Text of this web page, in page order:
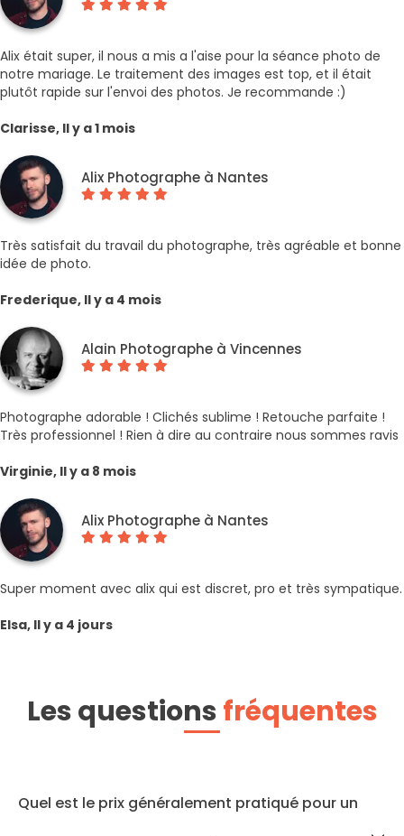
Alix était super, il nous a mis a l'aise pour la séance photo de
notre mariage. Le traitement des images est top, et il était
plutôt rapide sur l'envoi des photos. Je recommande :)
Clarisse, Il y a 1 mois
Alix Photographe à Nantes
Très satisfait du travail du photographe, très agréable et bonne
idée de photo.
Frederique, Il y a 4 mois
Alain Photographe à Vincennes
Photographe adorable ! Clichés sublime ! Retouche parfaite !
Très professionnel ! Rien à dire au contraire nous sommes ravis
Virginie, Il y a 8 mois
Alix Photographe à Nantes
Super moment avec alix qui est discret, pro et très sympatique.
Elsa, Il y a 4 jours
Les questionsfréquentes
Quel est le prix généralement pratiqué pour un